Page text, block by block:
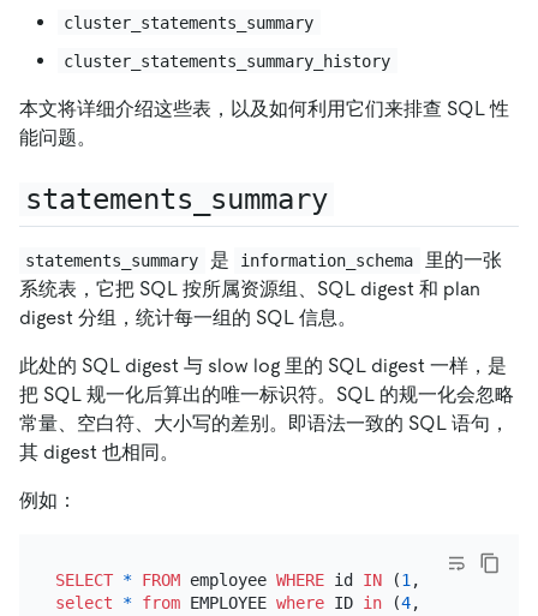
cluster_statements_summary
cluster_statements_summary_history
本文将详细介绍这些表，以及如何利用它们来排查 SQL 性
能问题。
statements_summary
statements_summary 是 information_schema
里的一张
系统表，它把 SQL 按所属资源组、SQL digest 和 plan
digest 分组，统计每一组的 SQL 信息。
此处的 SQL digest 与 slow log 里的 SQL digest 一样，是
把 SQL 规一化后算出的唯一标识符。SQL 的规一化会忽略
常量、空白符、大小写的差别。即语法一致的 SQL 语句，
其 digest 也相同。
例如：
SELECT * FROM employee WHERE id IN (1, ) AND
select
* from EMPLOYEE where ID in (4,